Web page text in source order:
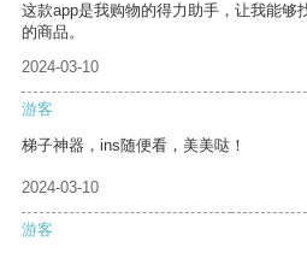
这款app是我购物的得力助手，让我能够
的商品。
2024-03-10
游客
梯子神器，ins随便看，美美哒！
2024-03-10
游客